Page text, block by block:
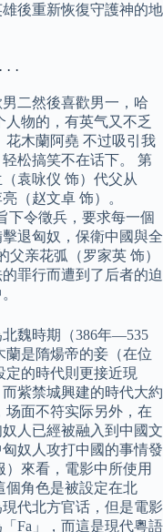
後重新恢復守護神的地
·
二然後喜歡男一，哈
物的，有英气又不乏
花木蘭阿堯 不过吸引我
松搞笑不在话下。 第
袁咏仪 饰）代父从
（赵文卓 饰）。
下令徵兵，要求每一個
退匈奴，保衛中國與全
亲花弧（罗家英 饰）
罪行而遭到了后者的迫
魏時期（386年—535
蘭是隋煬帝的妾（在位
的時代則更接近現
紫禁城興建的時代大約
场面不符实际另外，在
人已經被融入到中國文
奴人攻打中國的事情發
來看，電影中所使用
個角色是被設定在北
代北方官话，但是電影
Fa」，而這是現代粵語